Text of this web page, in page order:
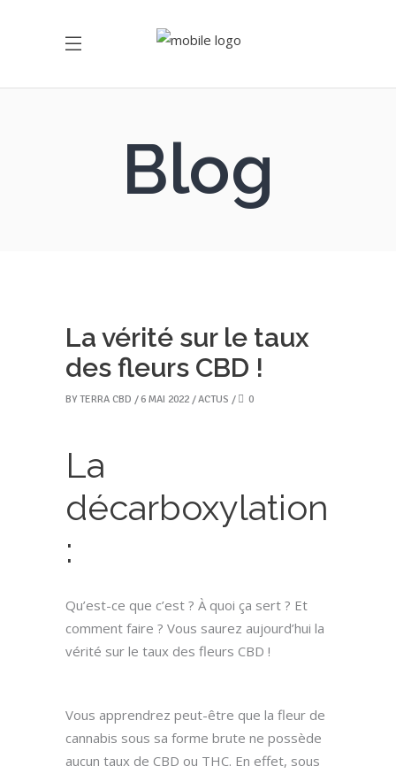
Blog
La vérité sur le taux
des fleurs CBD !
BY TERRA CBD 6 MAI 2022 ACTUS 0
La
décarboxylation
:
Qu’est-ce que c’est ? À quoi ça sert ? Et
comment faire ? Vous saurez aujourd’hui la
vérité sur le taux des fleurs CBD !
Vous apprendrez peut-être que la fleur de
cannabis sous sa forme brute ne possède
aucun taux de CBD ou THC. En effet, sous